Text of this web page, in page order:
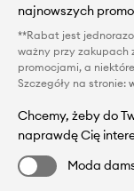
najnowszych
**Rabat jest
ważny przy zakupach
promocjami, a
Szczegóły na stronie:
Chcemy, żeby do
naprawdę Cię
Moda